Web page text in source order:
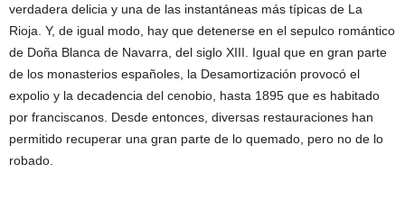
verdadera delicia y una de las instantáneas más típicas de La
Rioja. Y, de igual modo, hay que detenerse en el sepulco romántico
de Doña Blanca de Navarra, del siglo XIII. Igual que en gran parte
de los monasterios españoles, la Desamortización provocó el
expolio y la decadencia del cenobio, hasta 1895 que es habitado
por franciscanos. Desde entonces, diversas restauraciones han
permitido recuperar una gran parte de lo quemado, pero no de lo
robado.